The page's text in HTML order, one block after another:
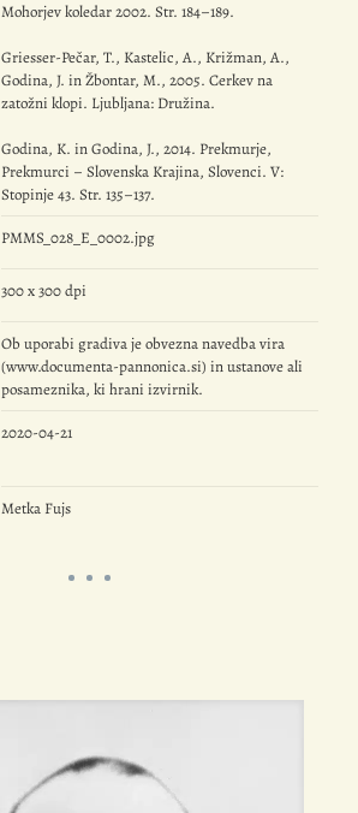
Mohorjev koledar 2002. Str. 184–189.
Griesser-Pečar, T., Kastelic, A., Križman, A.,
Godina, J. in Žbontar, M., 2005. Cerkev na
zatožni klopi. Ljubljana: Družina.
Godina, K. in Godina, J., 2014. Prekmurje,
Prekmurci – Slovenska Krajina, Slovenci. V:
Stopinje 43. Str. 135–137.
PMMS_028_E_0002.jpg
300 x 300 dpi
Ob uporabi gradiva je obvezna navedba vira
(www.documenta-pannonica.si) in ustanove ali
posameznika, ki hrani izvirnik.
2020-04-21
Metka Fujs